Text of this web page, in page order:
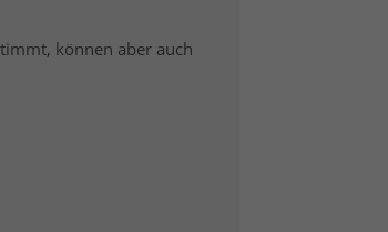
können aber auch